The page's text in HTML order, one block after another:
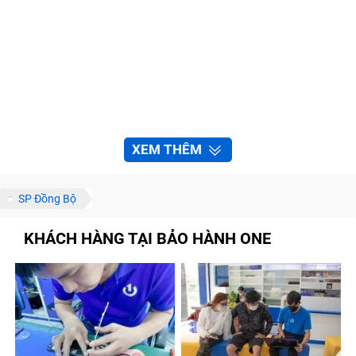
XEM THÊM
SP Đồng Bộ
KHÁCH HÀNG TẠI BẢO HÀNH ONE